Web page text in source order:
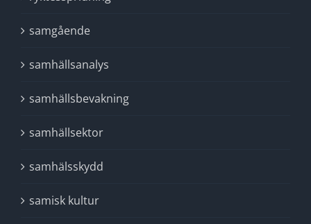
samgående
samhällsanalys
samhällsbevakning
samhällsektor
samhälsskydd
samisk kultur